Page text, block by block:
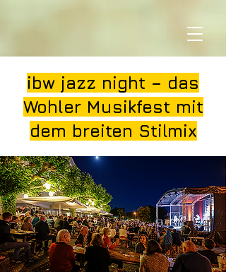
ibw jazz night – das
Wohler Musikfest mit
dem breiten Stilmix